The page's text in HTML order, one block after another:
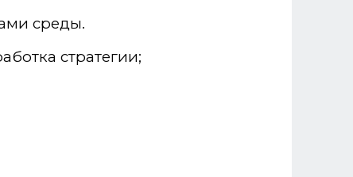
среды.
стратегии;